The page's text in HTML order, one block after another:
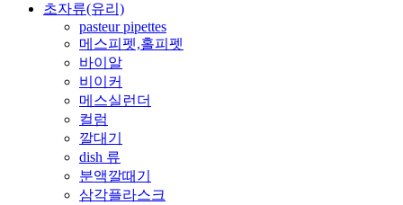
초자류(유리)
pasteur pipettes
메스피펫,홀피펫
바이알
비이커
메스실런더
컬럼
깔대기
dish 류
분액깔때기
삼각플라스크